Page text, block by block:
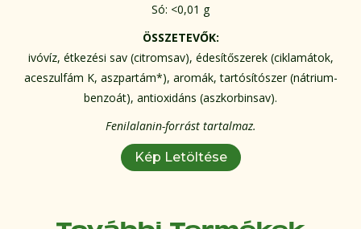
Só: <0,01 g
ÖSSZETEVŐK:
ivóvíz, étkezési sav (citromsav), édesítőszerek (ciklamátok,
aceszulfám K, aszpartám*), aromák, tartósítószer (nátrium-
benzoát), antioxidáns (aszkorbinsav).
Fenilalanin-forrást tartalmaz.
Kép Letöltése